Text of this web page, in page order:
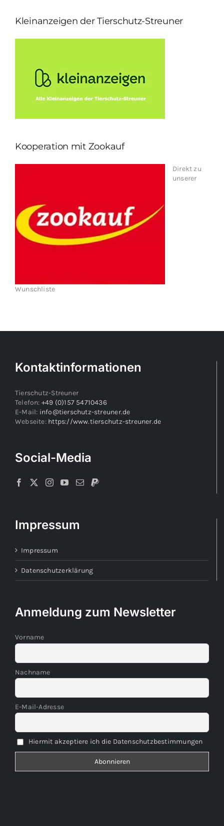
Kleinanzeigen der Tierschutz-Streuner
Kooperation mit Zookauf
Direkt zu
unserer
Wunschliste
Kontaktinformationen
Tierschutz-Streuner
Telefon: +49 (0)157 54710436
E-Mail: info@tierschutz-streuner.de
Webseite: https://www.tierschutz-streuner.de
Social-Media
Impressum
Impressum
Datenschutzerklärung
Anmeldung zum Newsletter
Vorname
Nachname
E-Mail-Adresse
Hiermit akzeptiere ich die Datenschutzbestimmungen